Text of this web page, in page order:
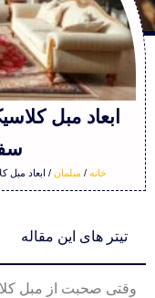
ابعاد مبل
خانه/ مبلمان/ ابعاد مبل
تیتر های این مقاله
وقتی صحبت از مبل